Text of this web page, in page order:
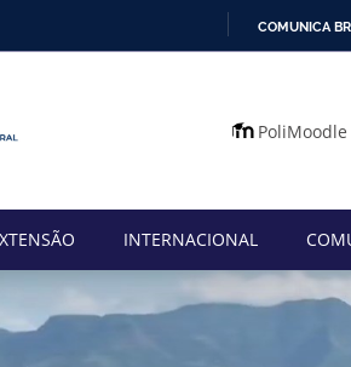
O
COMUNICA BR
PoliMoodle
INTERNACIONAL